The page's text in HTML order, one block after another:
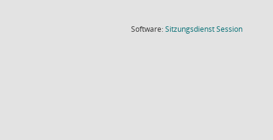
Software:SitzungsdienstSession(Wird in